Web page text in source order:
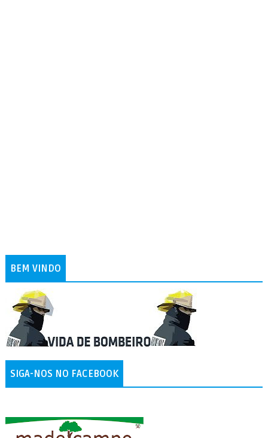
BEM VINDO
SIGA-NOS NO FACEBOOK